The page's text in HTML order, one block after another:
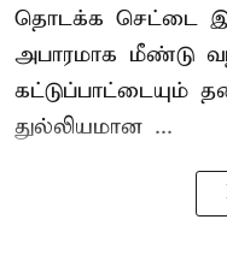
தொடக்க செட்டை
அபாரமாக மீண்டு
கட்டுப்பாட்டையும்
துல்லியமான ...